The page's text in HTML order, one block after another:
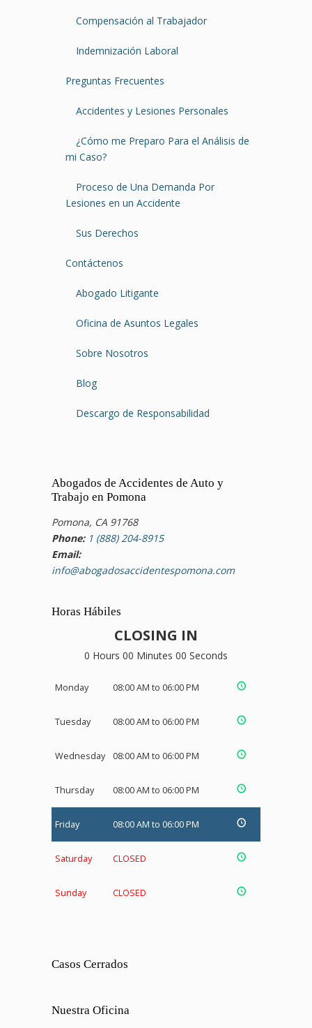
Compensación al Trabajador
Indemnización Laboral
Preguntas Frecuentes
Accidentes y Lesiones Personales
¿Cómo me Preparo Para el Análisis de
mi Caso?
Proceso de Una Demanda Por
Lesiones en un Accidente
Sus Derechos
Contáctenos
Abogado Litigante
Oficina de Asuntos Legales
Sobre Nosotros
Blog
Descargo de Responsabilidad
Abogados de Accidentes de Auto y
Trabajo en Pomona
Pomona, CA 91768
Phone: 1 (888) 204-8915
Email:
info@abogadosaccidentespomona.com
Horas Hábiles
CLOSING IN
0 Hours 00 Minutes 00 Seconds
Monday 08:00 AM to 06:00 PM
Tuesday 08:00 AM to 06:00 PM
Wednesday 08:00 AM to 06:00 PM
Thursday 08:00 AM to 06:00 PM
Friday 08:00 AM to 06:00 PM
Saturday CLOSED
Sunday CLOSED
Casos Cerrados
Nuestra Oficina